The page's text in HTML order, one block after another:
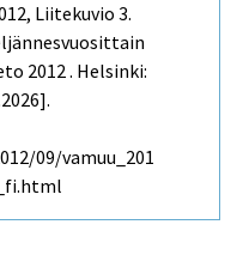
Liitekuvio 3.
2012 . Helsinki:
09/vamuu_201